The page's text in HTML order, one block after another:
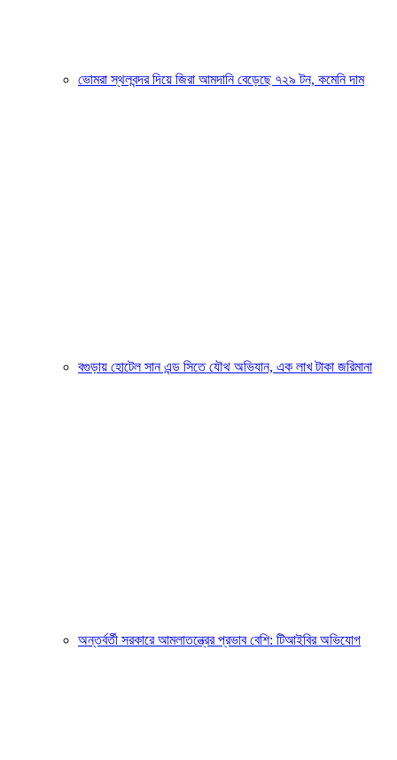
ভোমরা স্থলবন্দর দিয়ে জিরা আমদানি বেড়েছে ৭২৯ টন, কমেনি দাম
বগুড়ায় হোটেল সান এন্ড সিতে যৌথ অভিযান, এক লাখ টাকা জরিমানা
অন্তর্বর্তী সরকারে আমলাতন্ত্রের প্রভাব বেশি: টিআইবির অভিযোগ